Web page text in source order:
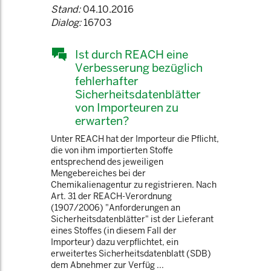
Stand:04.10.2016
Dialog:16703
Ist durch REACH eine
Verbesserung bezüglich
fehlerhafter
Sicherheitsdatenblätter
von Importeuren zu
erwarten?
Unter REACH hat der Importeur die Pflicht,
die von ihm importierten Stoffe
entsprechend des jeweiligen
Mengebereiches bei der
Chemikalienagentur zu registrieren. Nach
Art. 31 der REACH-Verordnung
(1907/2006) "Anforderungen an
Sicherheitsdatenblätter" ist der Lieferant
eines Stoffes (in diesem Fall der
Importeur) dazu verpflichtet, ein
erweitertes Sicherheitsdatenblatt (SDB)
dem Abnehmer zur Verfüg ...